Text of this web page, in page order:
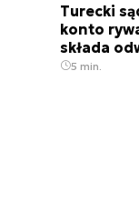
Turecki
konto
składa
5 min.